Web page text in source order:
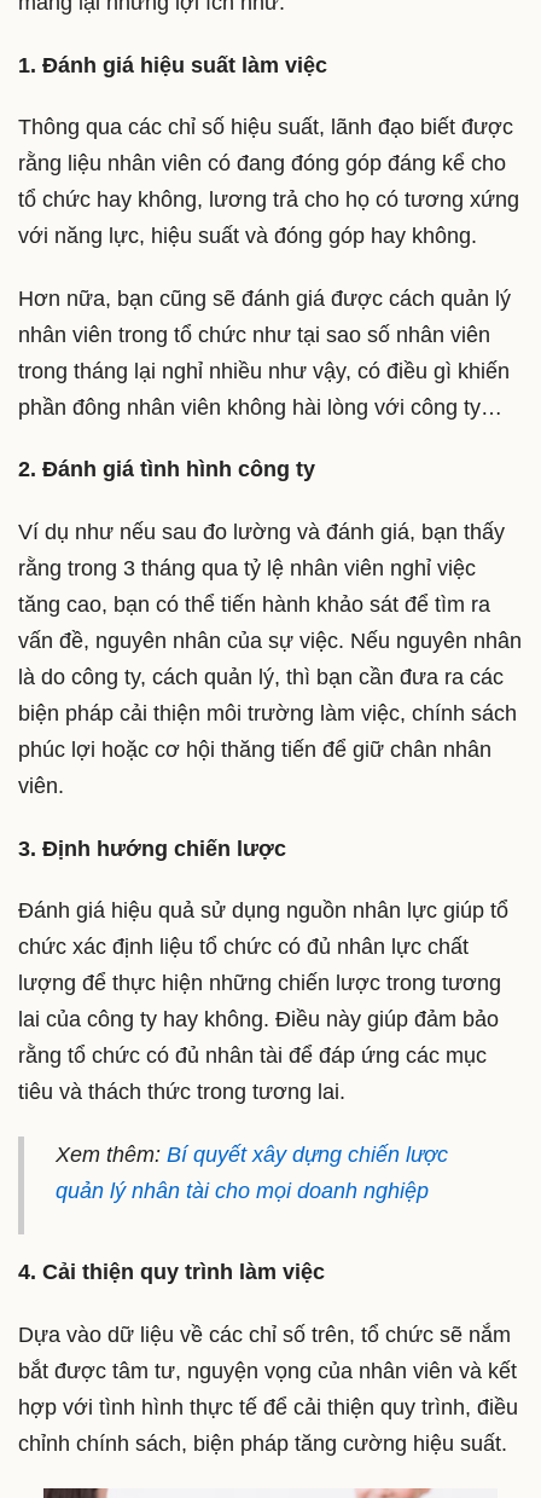
1. Đánh giá hiệu suất làm việc
Thông qua các chỉ số hiệu suất, lãnh đạo biết được
rằng liệu nhân viên có đang đóng góp đáng kể cho
tổ chức hay không, lương trả cho họ có tương xứng
với năng lực, hiệu suất và đóng góp hay không.
Hơn nữa, bạn cũng sẽ đánh giá được cách quản lý
nhân viên trong tổ chức như tại sao số nhân viên
trong tháng lại nghỉ nhiều như vậy, có điều gì khiến
phần đông nhân viên không hài lòng với công ty…
2. Đánh giá tình hình công ty
Ví dụ như nếu sau đo lường và đánh giá, bạn thấy
rằng trong 3 tháng qua tỷ lệ nhân viên nghỉ việc
tăng cao, bạn có thể tiến hành khảo sát để tìm ra
vấn đề, nguyên nhân của sự việc. Nếu nguyên nhân
là do công ty, cách quản lý, thì bạn cần đưa ra các
biện pháp cải thiện môi trường làm việc, chính sách
phúc lợi hoặc cơ hội thăng tiến để giữ chân nhân
viên.
3. Định hướng chiến lược
Đánh giá hiệu quả sử dụng nguồn nhân lực giúp tổ
chức xác định liệu tổ chức có đủ nhân lực chất
lượng để thực hiện những chiến lược trong tương
lai của công ty hay không. Điều này giúp đảm bảo
rằng tổ chức có đủ nhân tài để đáp ứng các mục
tiêu và thách thức trong tương lai.
Xem thêm: Bí quyết xây dựng chiến lược
quản lý nhân tài cho mọi doanh nghiệp
4. Cải thiện quy trình làm việc
Dựa vào dữ liệu về các chỉ số trên, tổ chức sẽ nắm
bắt được tâm tư, nguyện vọng của nhân viên và kết
hợp với tình hình thực tế để cải thiện quy trình, điều
chỉnh chính sách, biện pháp tăng cường hiệu suất.